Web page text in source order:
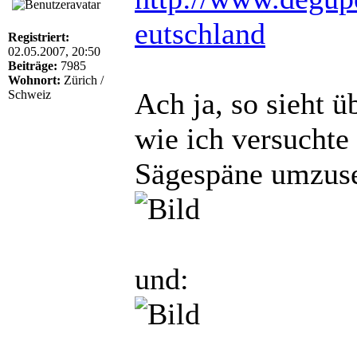
Registriert:
02.05.2007, 20:50
Beiträge: 7985
Wohnort: Zürich /
Schweiz
eutschland
Ach ja, so sieht
wie ich
Sägespäne
und: